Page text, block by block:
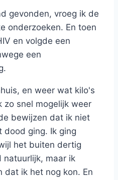
gevonden, vroeg ik de
onderzoeken. En toen
en volgde een
een
en weer wat kilo's
zo snel mogelijk weer
bewijzen dat ik niet
dood ging. Ik ging
het buiten dertig
natuurlijk, maar ik
dat ik het nog kon. En